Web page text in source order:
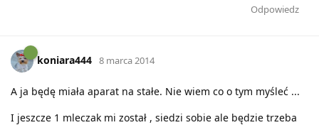
Odpowiedz
koniara444 8 marca 2014
A ja będę miała aparat na stałe. Nie wiem co o tym myśleć ...
I jeszcze 1 mleczak mi został , siedzi sobie ale będzie trzeba